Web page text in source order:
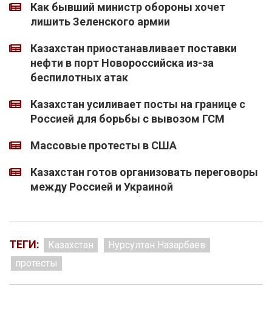
Как бывший министр обороны хочет
лишить Зеленского армии
Казахстан приостанавливает поставки
нефти в порт Новороссийска из-за
беспилотных атак
Казахстан усиливает посты на границе с
Россией для борьбы с вывозом ГСМ
Массовые протесты в США
Казахстан готов организовать переговоры
между Россией и Украиной
ТЕГИ: Казахстан
Нурсултан Назарбаев
протесты